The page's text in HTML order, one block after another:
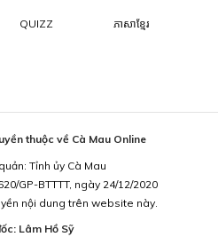
QUIZZ ភាសាខ្មែរ
thuộc về Cà Mau Online
Tỉnh ủy Cà Mau
GP-BTTTT, ngày 24/12/2020
nội dung trên website này.
Lâm Hồ Sỹ